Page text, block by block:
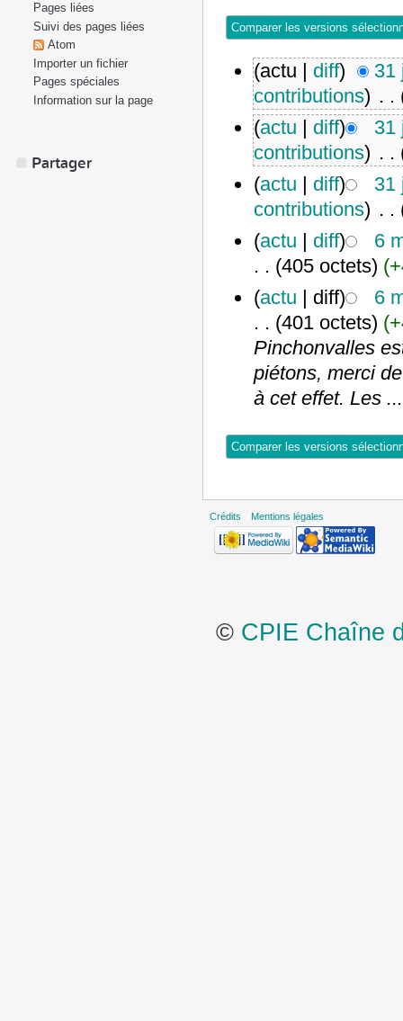
(actu | diff)
31
contributions) . .
(actu | diff)
31
contributions) . .
(actu | diff)
31
contributions) . .
(actu | diff)
6
. . (405 octets)
(actu | diff)
6
. . (401 octets)
Pinchonvalles
piétons, merci
à cet effet. Les
Pages liées
Suivi des pages liées
Atom
Importer un fichier
Pages spéciales
Information sur la page
Partager
Crédits Mentions légales
© CPIE Chaîne